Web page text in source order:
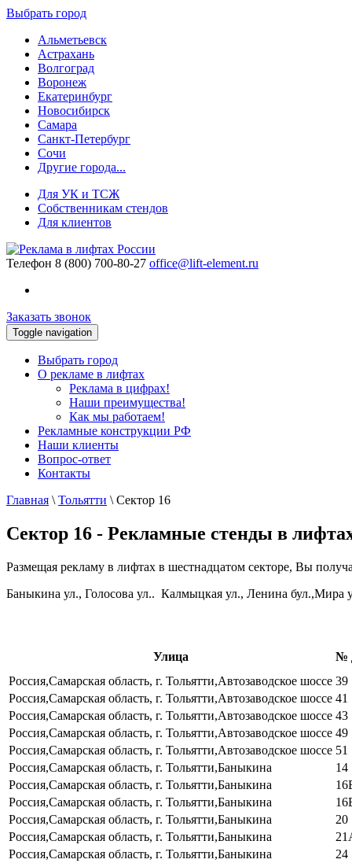
Выбрать город
Альметьевск
Астрахань
Волгоград
Воронеж
Екатеринбург
Новосибирск
Самара
Санкт-Петербург
Сочи
Другие города...
Для УК и ТСЖ
Собственникам стендов
Для клиентов
Телефон 8 (800) 700-80-27 office@lift-element.ru
Заказать звонок
Toggle navigation
Выбрать город
О рекламе в лифтах
Реклама в цифрах!
Наши преимущества!
Как мы работаем!
Рекламные конструкции РФ
Наши клиенты
Вопрос-ответ
Контакты
Главная \ Тольятти \ Сектор 16
Сектор 16 - Рекламные стенды в
Размещая рекламу в лифтах в шестнадцатом секторе, Вы
Баныкина ул., Голосова ул.. Калмыцкая ул., Ленина бул.,Мира
Улица №
Россия,Самарская область, г. Тольятти,Автозаводское шоссе 39
Россия,Самарская область, г. Тольятти,Автозаводское шоссе 41
Россия,Самарская область, г. Тольятти,Автозаводское шоссе 43
Россия,Самарская область, г. Тольятти,Автозаводское шоссе 49
Россия,Самарская область, г. Тольятти,Автозаводское шоссе 51
Россия,Самарская область, г. Тольятти,Баныкина
14
Россия,Самарская область, г. Тольятти,Баныкина
Россия,Самарская область, г. Тольятти,Баныкина
Россия,Самарская область, г. Тольятти,Баныкина
20
Россия,Самарская область, г. Тольятти,Баныкина
Россия,Самарская область, г. Тольятти,Баныкина
24